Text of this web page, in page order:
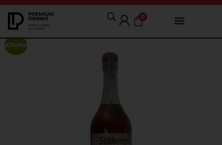
0
¡Oferta!